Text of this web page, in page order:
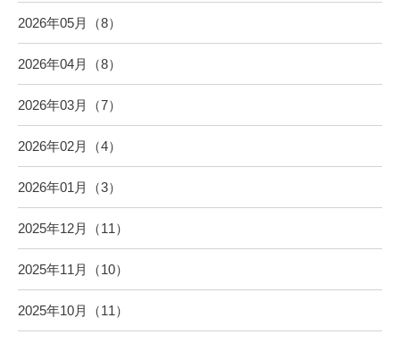
2026年05月（8）
2026年04月（8）
2026年03月（7）
2026年02月（4）
2026年01月（3）
2025年12月（11）
2025年11月（10）
2025年10月（11）